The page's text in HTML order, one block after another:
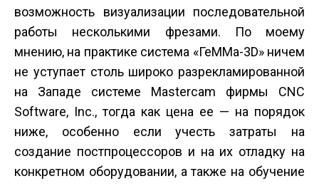
возможность визуализации последовательной
работы несколькими фрезами. По моему
мнению, на практике система «ГеММа-3D» ничем
не уступает столь широко разрекламированной
на Западе системе Mastercam фирмы CNC
Software, Inc., тогда как цена ее — на порядок
ниже, особенно если учесть затраты на
создание постпроцессоров и на их отладку на
конкретном оборудовании, а также на обучение